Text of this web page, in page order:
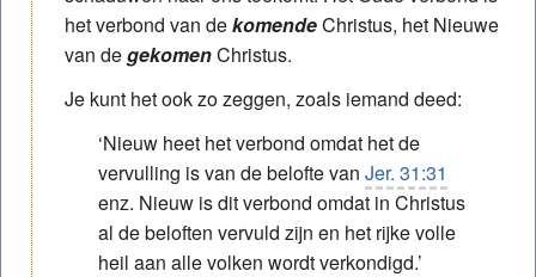
het verbond van dekomendeChristus, het Nieuwe
van degekomenChristus.
Je kunt het ook zo zeggen, zoals iemand deed:
‘Nieuw heet het verbond omdat het de
vervulling is van de belofte van Jer. 31:31
enz. Nieuw is dit verbond omdat in Christus
al de beloften vervuld zijn en het rijke volle
heil aan alle volken wordt verkondigd.’